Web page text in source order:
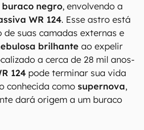
buraco negro, envolvendo a
WR 124. Esse astro está
de suas camadas externas e
brilhante ao expelir
a cerca de 28 mil anos-
124 pode terminar sua vida
conhecida como supernova,
dará origem a um buraco